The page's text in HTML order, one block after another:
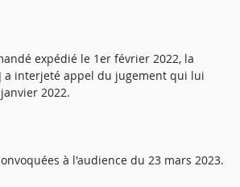
expédié le 1er février 2022, la
a interjeté appel du jugement qui lui
2022.
à l'audience du 23 mars 2023.